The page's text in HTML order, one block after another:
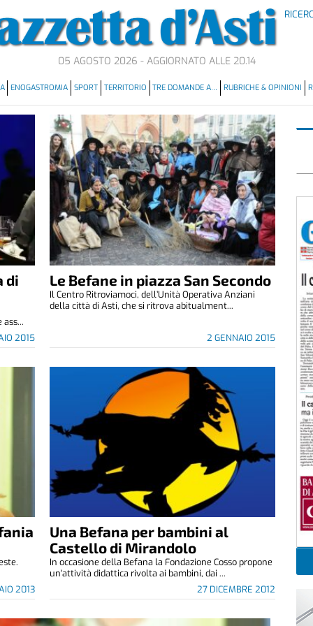
05 AGOSTO 2026 - AGGIORNATO ALLE 20.14
ENOGASTROMIA SPORT TERRITORIO TRE DOMANDE A… RUBRICHE & OPINIONI
di
2015
Le Befane in piazza San Secondo
2 GENNAIO 2015
Il Centro Ritroviamoci, dell’Unità Operativa Anziani
della città di Asti, che si ritrova abitualment...
2013
Una Befana per bambini al
Castello di Mirandolo
27 DICEMBRE 2012
In occasione della Befana la Fondazione Cosso propone
un'attività didattica rivolta ai bambini, dai ...